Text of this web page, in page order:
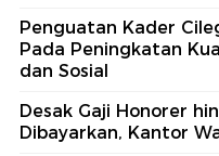
Penguatan Kader
Pada Peningkatan
dan Sosial
Desak Gaji Honorer
Dibayarkan, Kantor